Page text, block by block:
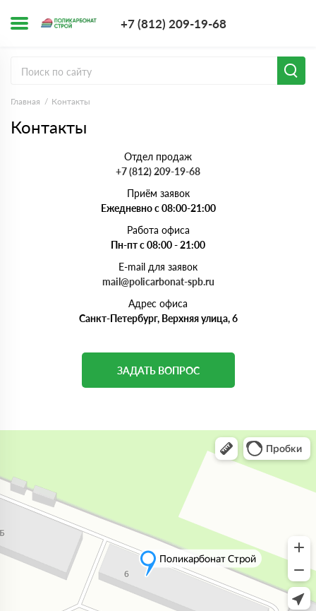
+7 (812) 209-19-68
Главная Контакты
Контакты
Отдел продаж
+7 (812) 209-19-68
Приём заявок
Ежедневно с 08:00-21:00
Работа офиса
Пн-пт с 08:00 - 21:00
E-mail для заявок
mail@policarbonat-spb.ru
Адрес офиса
Санкт-Петербург, Верхняя улица, 6
ЗАДАТЬ ВОПРОС